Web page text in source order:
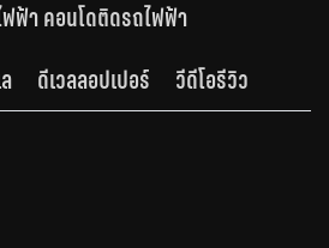
ฟฟ้า คอนโดติดรถไฟฟ้า
ดีเวลลอปเปอร์ วีดีโอรีวิว